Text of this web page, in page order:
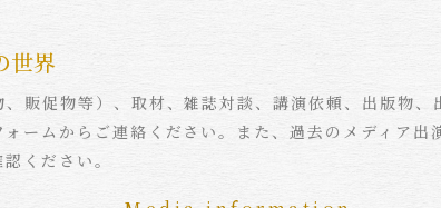
世界
販促物等）、取材、雑誌対談、講演依頼、出版物、
ームからご連絡ください。また、過去のメディア出
ください。